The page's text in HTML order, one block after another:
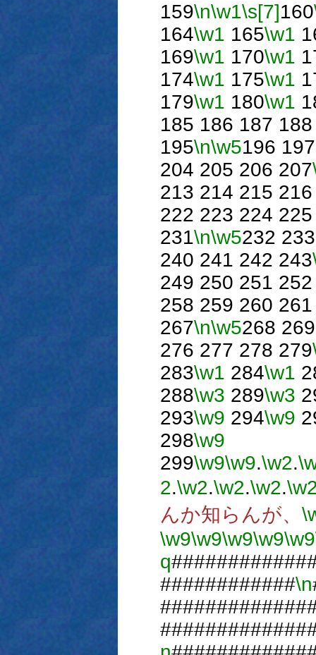
159\n\w1\s[7]160
164\w1 165\w1
169\w1 170\w1
174\w1 175\w1
179\w1 180\w1
185 186 187
195\n\w5196
204 205 206 207
213 214 215
222 223 224
231\n\w5232
240 241 242 243
249 250 251
258 259 260
267\n\w5268
276 277 278 279
283\w1 284\w1
288\w3 289\w3
293\w9 294\w9
298\w9
299\w9\w9.\w2.
2.\w2.\w2.\w2.
んか知らんが、
\w9\w9\w9\w9\w9
q
############\n